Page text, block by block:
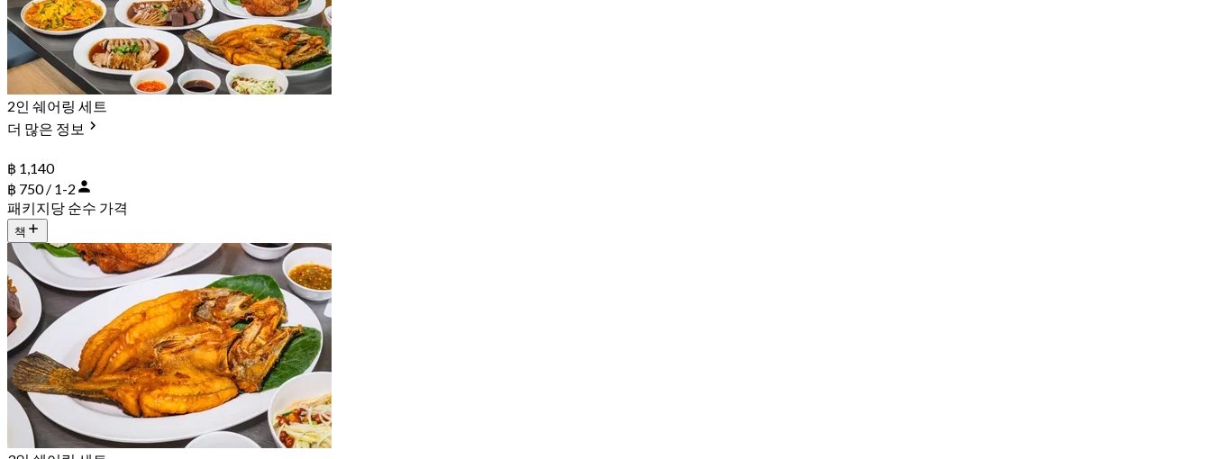
2인 쉐어링 세트
더 많은 정보
฿ 1,140
฿ 750 / 1-2
패키지당 순수 가격
책